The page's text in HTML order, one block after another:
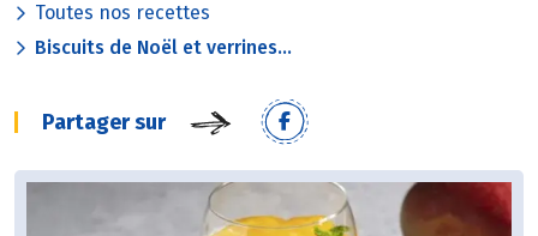
Toutes nos recettes
Biscuits de Noël et verrines...
Partager sur